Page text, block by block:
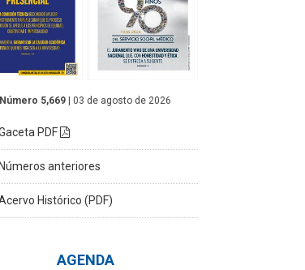
Número 5,669 | 03 de agosto de 2026
PDF
anteriores
Histórico (PDF)
AGENDA